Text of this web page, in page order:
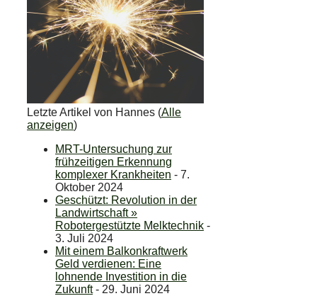
Letzte Artikel von Hannes (Alle
anzeigen)
MRT-Untersuchung zur
frühzeitigen Erkennung
komplexer Krankheiten - 7.
Oktober 2024
Geschützt: Revolution in der
Landwirtschaft »
Robotergestützte Melktechnik -
3. Juli 2024
Mit einem Balkonkraftwerk
Geld verdienen: Eine
lohnende Investition in die
Zukunft- 29. Juni 2024